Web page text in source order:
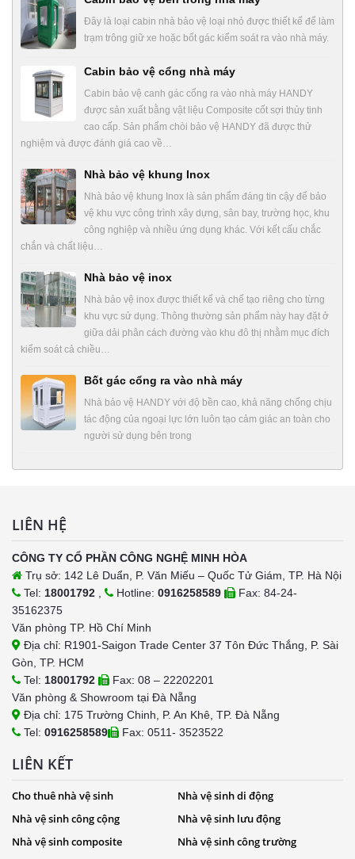
Đây là loại cabin nhà bảo vệ loại nhỏ được thiết kế để làm
trạm trông giữ xe hoặc bốt gác kiểm soát ra vào nhà máy.
Cabin bảo vệ cổng nhà máy
Cabin bảo vệ canh gác cổng ra vào nhà máy HANDY
được sản xuất bằng vật liệu Composite cốt sợi thủy tinh
cao cấp. Sản phẩm chòi bảo vệ HANDY đã được thử
nghiệm và được đánh giá cao về…
Nhà bảo vệ khung Inox
Nhà bảo vệ khung Inox là sản phẩm đáng tin cậy để bảo
vệ khu vực công trình xây dựng, sân bay, trường học, khu
công nghiệp và nhiều ứng dụng khác. Với kết cấu chắc
chắn và chất liệu…
Nhà bảo vệ inox
Nhà bảo vệ inox được thiết kế và chế tạo riêng cho từng
khu vực sử dụng. Thông thường sản phẩm này hay đặt ở
giữa dải phân cách đường vào khu đô thị nhằm mục đích
kiểm soát cả chiều…
Bốt gác cổng ra vào nhà máy
Nhà bảo vệ HANDY với độ bền cao, khả năng chống chịu
tác động của ngoại lực lớn luôn tạo cảm giác an toàn cho
người sử dụng bên trong
LIÊN HỆ
CÔNG TY CỔ PHẦN CÔNG NGHỆ MINH HÒA
Trụ sở: 142 Lê Duẩn, P. Văn Miếu – Quốc Tử Giám, TP. Hà Nội
Tel: 18001792 Hotline: 0916258589
Fax: 84-24-
35162375
Văn phòng TP. Hồ Chí Minh
Địa chỉ: R1901-Saigon Trade Center 37 Tôn Đức Thắng, P. Sài
Gòn, TP. HCM
Tel: 18001792
Fax: 08 – 22202201
Văn phòng & Showroom tại Đà Nẵng
Địa chỉ: 175 Trường Chinh, P. An Khê, TP. Đà Nẵng
Tel: 0916258589 Fax: 0511- 3523522
LIÊN KẾT
Cho thuê nhà vệ sinh
Nhà vệ sinh di động
Nhà vệ sinh công cộng
Nhà vệ sinh lưu động
Nhà vệ sinh composite
Nhà vệ sinh công trường